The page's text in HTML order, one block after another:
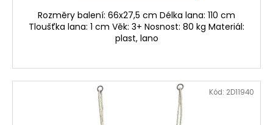
Rozměry balení: 66x27,5 cm Délka lana: 110 cm
Tloušťka lana: 1 cm Věk: 3+ Nosnost: 80 kg Materiál:
plast, lano
Kód: 2D11940